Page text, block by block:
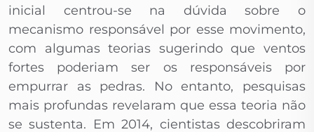
inicial centrou-se na dúvida sobre o
mecanismo responsável por esse movimento,
com algumas teorias sugerindo que ventos
fortes poderiam ser os responsáveis por
empurrar as pedras. No entanto, pesquisas
mais profundas revelaram que essa teoria não
se sustenta. Em 2014, cientistas descobriram